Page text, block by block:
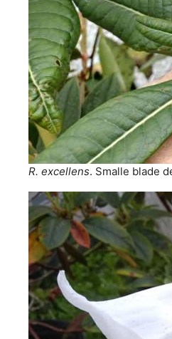
R. excellens. Smalle blade